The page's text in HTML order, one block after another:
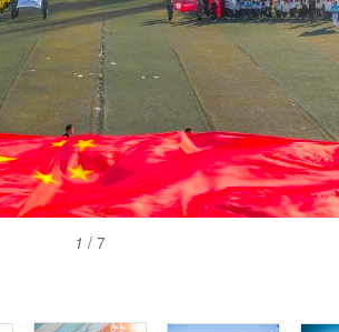
1 / 7